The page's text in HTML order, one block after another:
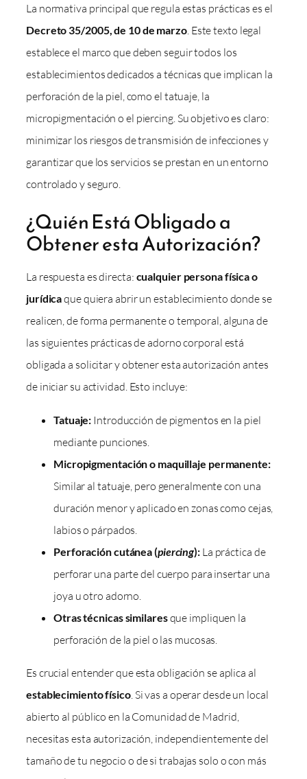
La normativa principal que regula estas prácticas es el
Decreto 35/2005, de 10 de marzo. Este texto legal
establece el marco que deben seguir todos los
establecimientos dedicados a técnicas que implican la
perforación de la piel, como el tatuaje, la
micropigmentación o el piercing. Su objetivo es claro:
minimizar los riesgos de transmisión de infecciones y
garantizar que los servicios se prestan en un entorno
controlado y seguro.
¿Quién Está Obligado a
Obtener esta Autorización?
La respuesta es directa: cualquier persona física o
jurídicaque quiera abrir un establecimiento donde se
realicen, de forma permanente o temporal, alguna de
las siguientes prácticas de adorno corporal está
obligada a solicitar y obtener esta autorización antes
de iniciar su actividad. Esto incluye:
Tatuaje: Introducción de pigmentos en la piel
mediante punciones.
Micropigmentación o maquillaje permanente:
Similar al tatuaje, pero generalmente con una
duración menor y aplicado en zonas como cejas,
labios o párpados.
Perforación cutánea (piercing):La práctica de
perforar una parte del cuerpo para insertar una
joya u otro adorno.
Otras técnicas similaresque impliquen la
perforación de la piel o las mucosas.
Es crucial entender que esta obligación se aplica al
establecimiento físico. Si vas a operar desde un local
abierto al público en la Comunidad de Madrid,
necesitas esta autorización, independientemente del
tamaño de tu negocio o de si trabajas solo o con más